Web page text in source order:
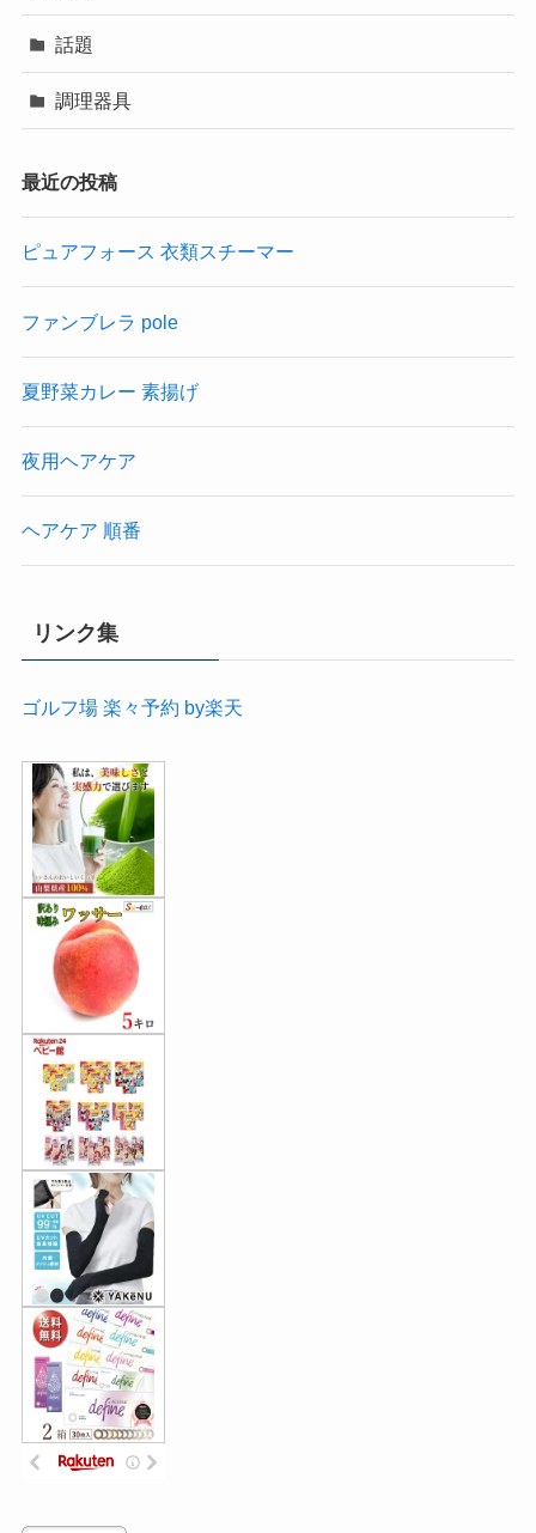
話題
調理器具
最近の投稿
ピュアフォース 衣類スチーマー
ファンブレラ pole
夏野菜カレー 素揚げ
夜用ヘアケア
ヘアケア 順番
リンク集
ゴルフ場 楽々予約 by楽天